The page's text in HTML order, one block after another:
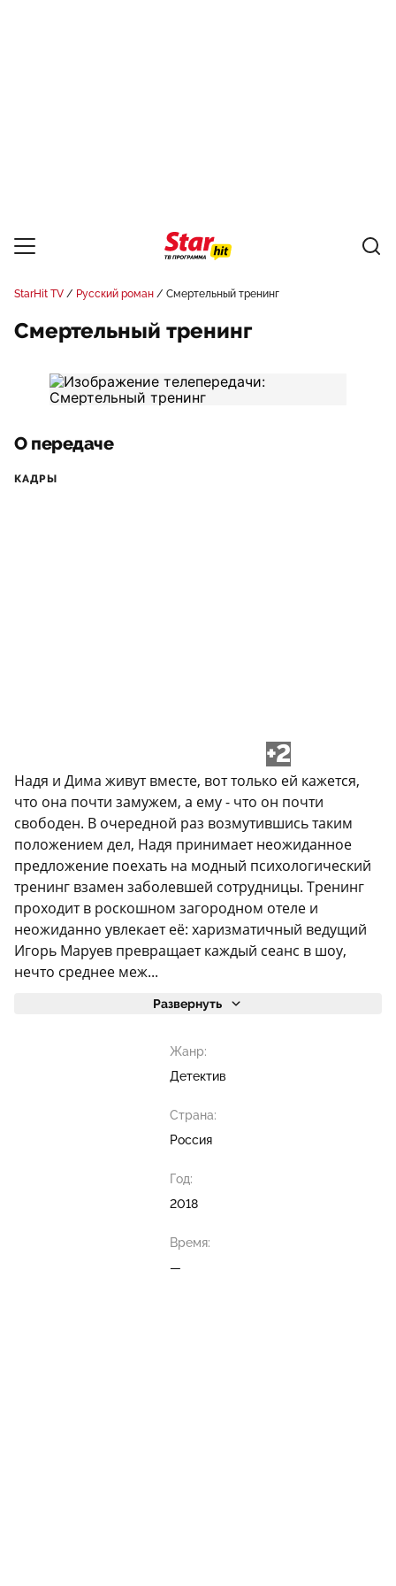
StarHit TV Русский роман Смертельный тренинг
Смертельный тренинг
О передаче
КАДРЫ
+2
Надя и Дима живут вместе, вот только ей кажется,
что она почти замужем, а ему - что он почти
свободен. В очередной раз возмутившись таким
положением дел, Надя принимает неожиданное
предложение поехать на модный психологический
тренинг взамен заболевшей сотрудницы. Тренинг
проходит в роскошном загородном отеле и
неожиданно увлекает её: харизматичный ведущий
Игорь Маруев превращает каждый сеанс в шоу,
нечто среднее меж...
Развернуть
Жанр:
Детектив
Страна:
Россия
Год:
2018
Время:
—